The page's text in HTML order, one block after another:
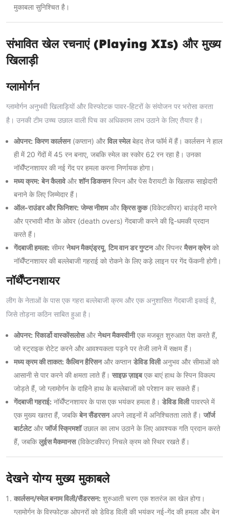
मुकाबला सुनिश्चित है।
संभावित खेल रचनाएं (Playing XIs) और मुख्य
खिलाड़ी
ग्लामोर्गन
ग्लामोर्गन अनुभवी खिलाड़ियों और विस्फोटक पावर-हिटरों के संयोजन पर भरोसा करता
है। उनकी टीम उच्च उछाल वाली पिच का अधिकतम लाभ उठाने के लिए तैयार है।
ओपनर: किरण कार्लसन(कप्तान) और विल स्मेलबेहद तेज फॉर्म में हैं। कार्लसन ने हाल
ही में 20 गेंदों में 45 रन बनाए, जबकि स्मेल का स्कोर 62 रन रहा है। उनका
नॉर्थैंप्टनशायर की नई गेंद पर हमला करना निर्णायक होगा।
मध्य क्रम: बेन कैलावेऔर शॉन डिकसनस्पिन और पेस वैरायटी के खिलाफ साझेदारी
बनाने के लिए जिम्मेदार हैं।
ऑल-राउंडर और फिनिशर: जेम्स नीशमऔर क्रिस कुक(विकेटकीपर) बाउंड्री मारने
और प्रभावी मौत के ओवर (death overs) गेंदबाजी करने की द्वि-धमकी प्रदान
करते हैं।
गेंदबाजी हमला: सीमर नेथन मैकएंड्रयू, टिम वान डर गुग्टनऔर स्पिनर मैसन क्रेनको
नॉर्थैंप्टनशायर की बल्लेबाजी गहराई को रोकने के लिए कड़े लाइन पर गेंद फेंकनी होगी।
नॉर्थैंप्टनशायर
लीग के नेताओं के पास एक गहरा बल्लेबाजी क्रम और एक अनुशासित गेंदबाजी इकाई है,
जिसे तोड़ना कठिन साबित हुआ है।
ओपनर: रिकार्डो वास्कोंसलोसऔर नेथन मैकस्वीनीएक मजबूत शुरुआत पेश करते हैं,
जो स्ट्राइक रोटेट करने और आवश्यकता पड़ने पर तेजी लाने में सक्षम हैं।
मध्य क्रम की ताकत: कैल्विन हैरिसनऔर कप्तान डेविड विलीअनुभव और सीमाओं को
आसानी से पार करने की क्षमता लाते हैं। साइफ़ ज़ाइबएक बाएं हाथ के स्पिन विकल्प
जोड़ते हैं, जो ग्लामोर्गन के दाहिने हाथ के बल्लेबाजों को परेशान कर सकते हैं।
गेंदबाजी गहराई: नॉर्थैंप्टनशायर के पास एक भयंकर हमला है। डेविड विलीपावरप्ले में
एक मुख्य खतरा हैं, जबकिबेन सैंडरसनअपने लाइनों में अनिश्चितता लाते हैं। जॉर्ज
बार्टलेटऔर जॉर्ज स्क्रिमशॉउछाल का लाभ उठाने के लिए आवश्यक गति प्रदान करते
हैं, जबकिलुईस मैकमानस(विकेटकीपर) निचले क्रम को स्थिर रखते हैं।
देखने योग्य मुख्य मुकाबले
कार्लसन/स्मेल बनाम विली/सैंडरसन: शुरुआती चरण एक शतरंज का खेल होगा।
ग्लामोर्गन के विस्फोटक ओपनरों को डेविड विली की भयंकर नई-गेंद की हमला और बेन